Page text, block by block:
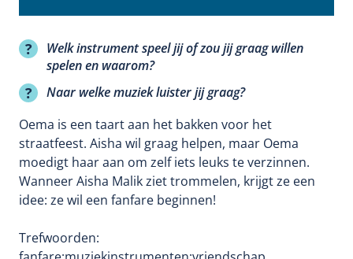
Welk instrument speel jij of zou jij graag willen
spelen en waarom?
Naar welke muziek luister jij graag?
Oema is een taart aan het bakken voor het
straatfeest. Aisha wil graag helpen, maar Oema
moedigt haar aan om zelf iets leuks te verzinnen.
Wanneer Aisha Malik ziet trommelen, krijgt ze een
idee: ze wil een fanfare beginnen!
Trefwoorden: